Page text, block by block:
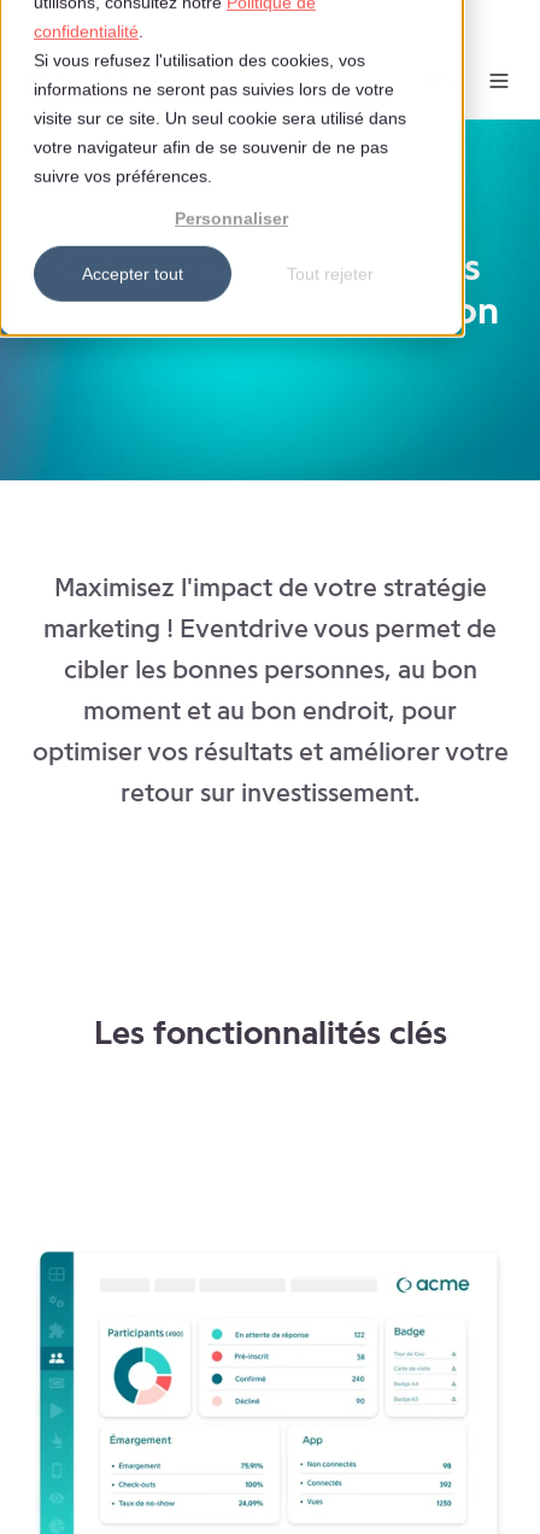
confidentialité.
Si vous refusez l'utilisation des cookies, vos
informations ne seront pas suivies lors de votre
visite sur ce site. Un seul cookie sera utilisé dans
votre navigateur afin de se souvenir de ne pas
suivre vos préférences.
Personnaliser
Accepter tout Tout rejeter
Catégorisez et ciblez vos
participants avec précision
Maximisez l'impact de votre stratégie
marketing ! Eventdrive vous permet de
cibler les bonnes personnes, au bon
moment et au bon endroit, pour
optimiser vos résultats et améliorer votre
retour sur investissement.
Les fonctionnalités clés